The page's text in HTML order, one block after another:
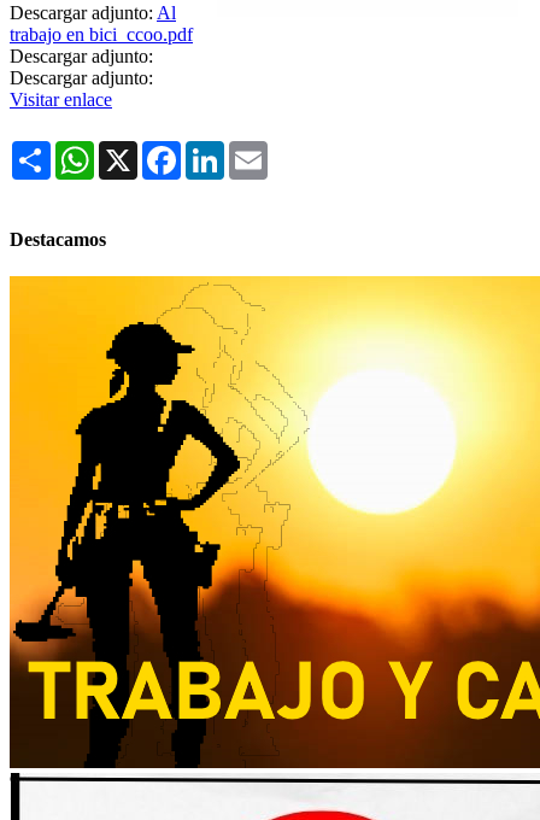
Descargar adjunto: Al
trabajo en bici_ccoo.pdf
Descargar adjunto:
Descargar adjunto:
Visitar enlace
Share WhatsApp
X FacebookLinkedIn
Destacamos